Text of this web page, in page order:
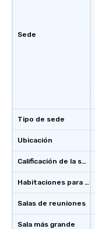
Sede
Tipo de sede
Ubicación
Calificación de la sede
Habitaciones para huéspedes
Salas de reuniones
Sala más grande